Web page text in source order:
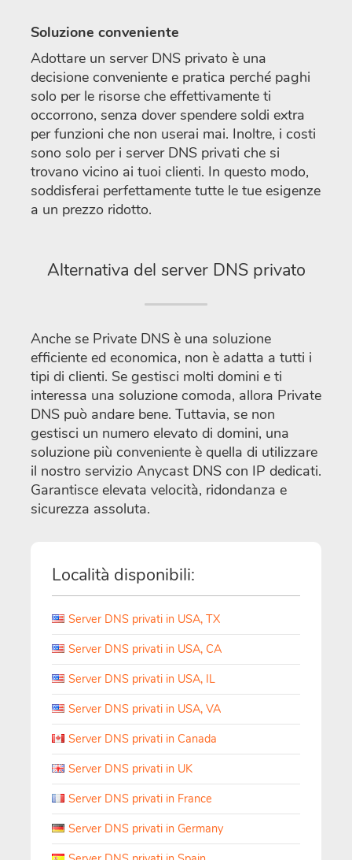
Soluzione conveniente
Adottare un server DNS privato è una
decisione conveniente e pratica perché paghi
solo per le risorse che effettivamente ti
occorrono, senza dover spendere soldi extra
per funzioni che non userai mai. Inoltre, i costi
sono solo per i server DNS privati che si
trovano vicino ai tuoi clienti. In questo modo,
soddisferai perfettamente tutte le tue esigenze
a un prezzo ridotto.
Alternativa del server DNS privato
Anche se Private DNS è una soluzione
efficiente ed economica, non è adatta a tutti i
tipi di clienti. Se gestisci molti domini e ti
interessa una soluzione comoda, allora Private
DNS può andare bene. Tuttavia, se non
gestisci un numero elevato di domini, una
soluzione più conveniente è quella di utilizzare
il nostro servizio Anycast DNS con IP dedicati.
Garantisce elevata velocità, ridondanza e
sicurezza assoluta.
Località disponibili:
Server DNS privati in USA, TX
Server DNS privati in USA, CA
Server DNS privati in USA, IL
Server DNS privati in USA, VA
Server DNS privati in Canada
Server DNS privati in UK
Server DNS privati in France
Server DNS privati in Germany